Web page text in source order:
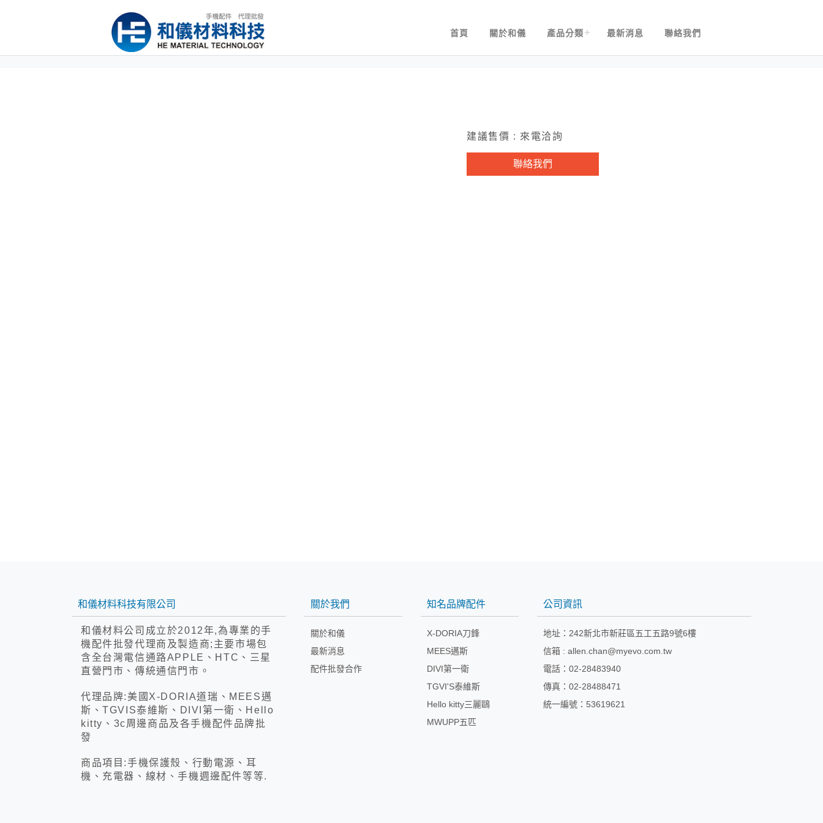
首頁 關於和儀 產品分類 最新消息 聯絡我們
建議售價 : 來電洽詢
聯絡我們
和儀材料科技有限公司
和儀材料公司成立於2012年,為專業的手
機配件批發代理商及製造商;主要市場包
含全台灣電信通路APPLE、HTC、三星
直營門市、傳統通信門市。
代理品牌:美國X-DORIA道瑞、MEES邁
斯、TGVIS泰維斯、DIVI第一衛、Hello
kitty、3c周邊商品及各手機配件品牌批
發
商品項目:手機保護殼、行動電源、耳
機、充電器、線材、手機週邊配件等等.
關於我們
關於和儀
最新消息
配件批發合作
知名品牌配件
X-DORIA刀鋒
MEES邁斯
DIVI第一衛
TGVI'S泰維斯
Hello kitty三麗鷗
MWUPP五匹
公司資訊
地址： 242新北市新莊區五工五路9號6樓
信箱 : allen.chan@myevo.com.tw
電話：02-28483940
傳真：02-28488471
統一編號：53619621